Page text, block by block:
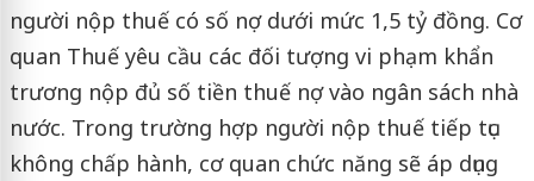
người nộp thuế có số nợ dưới mức 1,5 tỷ đồng. Cơ
quan Thuế yêu cầu các đối tượng vi phạm khẩn
trương nộp đủ số tiền thuế nợ vào ngân sách nhà
nước. Trong trường hợp người nộp thuế tiếp tục
không chấp hành, cơ quan chức năng sẽ áp dụng